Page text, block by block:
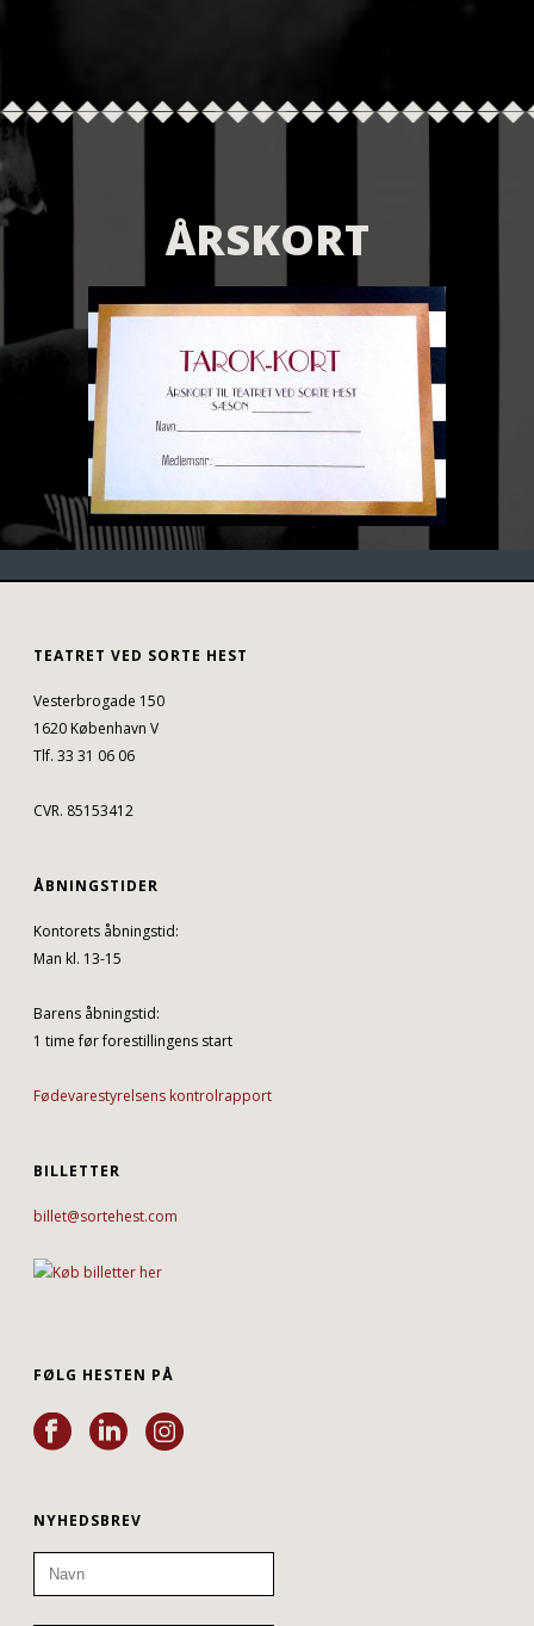
ÅRSKORT
TEATRET VED SORTE HEST
Vesterbrogade 150
1620 København V
Tlf. 33 31 06 06
CVR. 85153412
ÅBNINGSTIDER
Kontorets åbningstid:
Man kl. 13-15
Barens åbningstid:
1 time før forestillingens start
Fødevarestyrelsens kontrolrapport
BILLETTER
billet@sortehest.com
FØLG HESTEN PÅ
NYHEDSBREV